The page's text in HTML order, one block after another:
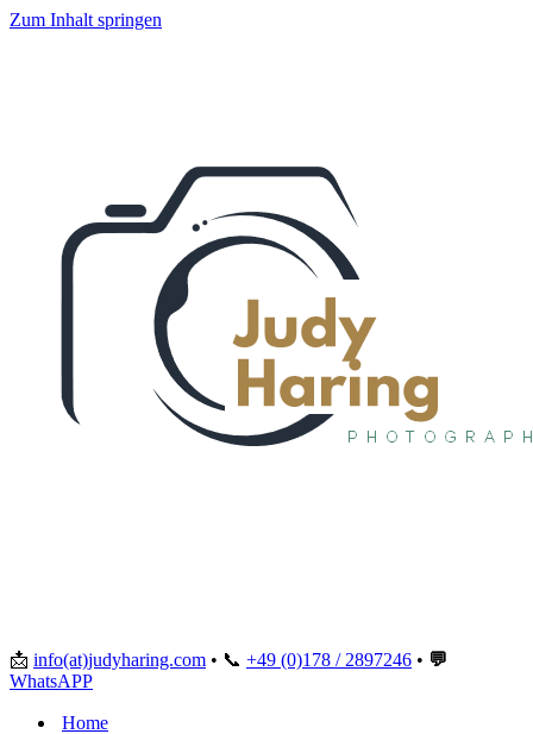
Zum Inhalt springen
📩 info(at)judyharing.com • 📞 +49 (0)178 / 2897246 • 💬
WhatsAPP
Home